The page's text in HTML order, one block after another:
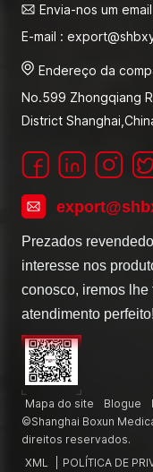
Envia-nos um email
E-mail :
Endereço da
No.599 Zhongqiang
District
Prezados
interesse nos
conosco, iremos
atendimento perfeito!
Mapa do site Blogue
©Shanghai Boxun
direitos reservados.
XML
POLÍTICA DE